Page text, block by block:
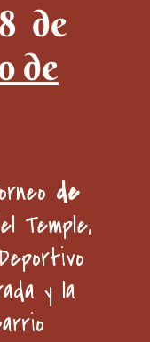
de
de
de
Temple,
y la